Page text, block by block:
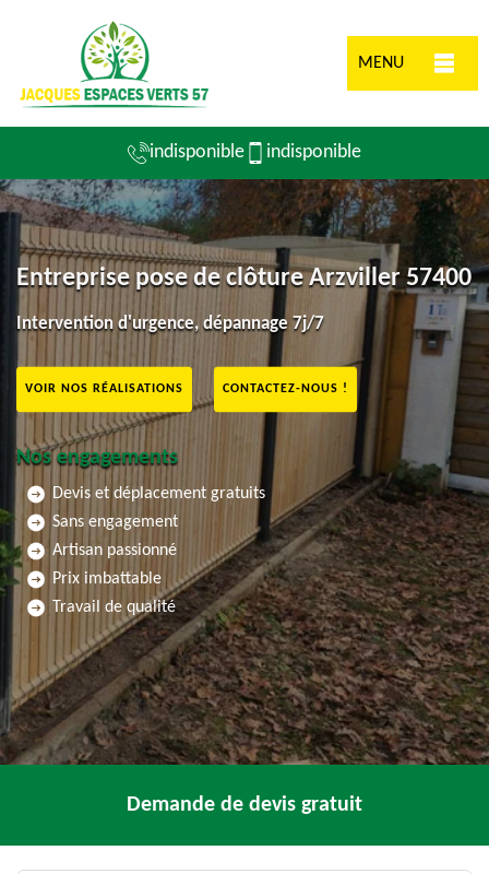
MENU
indisponible indisponible
Entreprise pose de clôture Arzviller 57400
Intervention d'urgence, dépannage 7j/7
VOIR NOS RÉALISATIONS CONTACTEZ-NOUS !
Nos engagements
Devis et déplacement gratuits
Sans engagement
Artisan passionné
Prix imbattable
Travail de qualité
Demande de devis gratuit